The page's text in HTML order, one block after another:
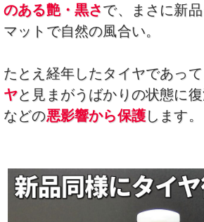
のある艶・黒さで、まさに新
マットで自然の風合い。
たとえ経年したタイヤであって
ヤと見まがうばかりの状態に
などの悪影響から保護します。